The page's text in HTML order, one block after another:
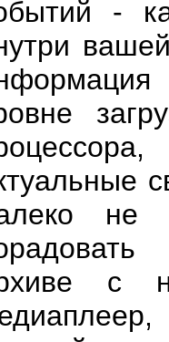
-
не
с